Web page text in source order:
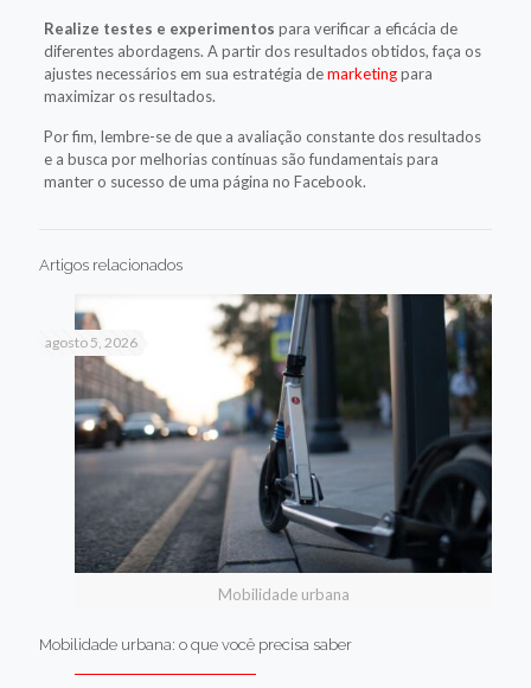
Realize testes e experimentos para verificar a eficácia de
diferentes abordagens. A partir dos resultados obtidos, faça os
ajustes necessários em sua estratégia demarketingpara
maximizar os resultados.
Por fim, lembre-se de que a avaliação constante dos resultados
e a busca por melhorias contínuas são fundamentais para
manter o sucesso de uma página no Facebook.
Artigos relacionados
Mobilidade urbana
agosto 5, 2026
Mobilidade urbana: o que você precisa saber